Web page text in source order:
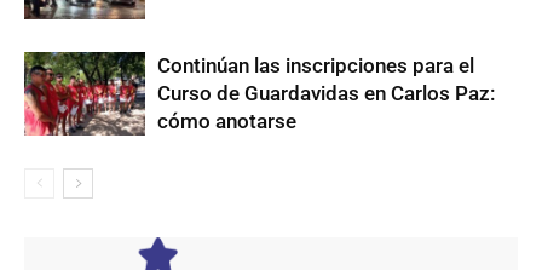
Continúan las inscripciones para el
Curso de Guardavidas en Carlos Paz:
cómo anotarse